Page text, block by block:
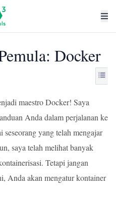
Docker
maestro Docker! Saya
Anda dalam perjalanan ke
yang telah mengajar
saya telah melihat banyak
Tetapi jangan
Anda akan mengatur kontainer